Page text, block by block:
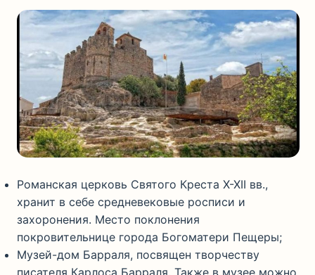
Романская церковь Святого Креста X-XII вв.,
хранит в себе средневековые росписи и
захоронения. Место поклонения
покровительнице города Богоматери Пещеры;
Музей-дом Барраля, посвящен творчеству
писателя Карлоса Барраля. Также в музее можно